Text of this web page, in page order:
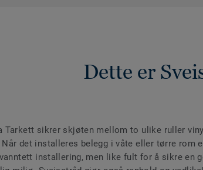
Dette er
Tarkett sikrer skjøten mellom to ulike ruller
Når det installeres belegg i våte eller tørre rom
installering, men like fult for å sikre en